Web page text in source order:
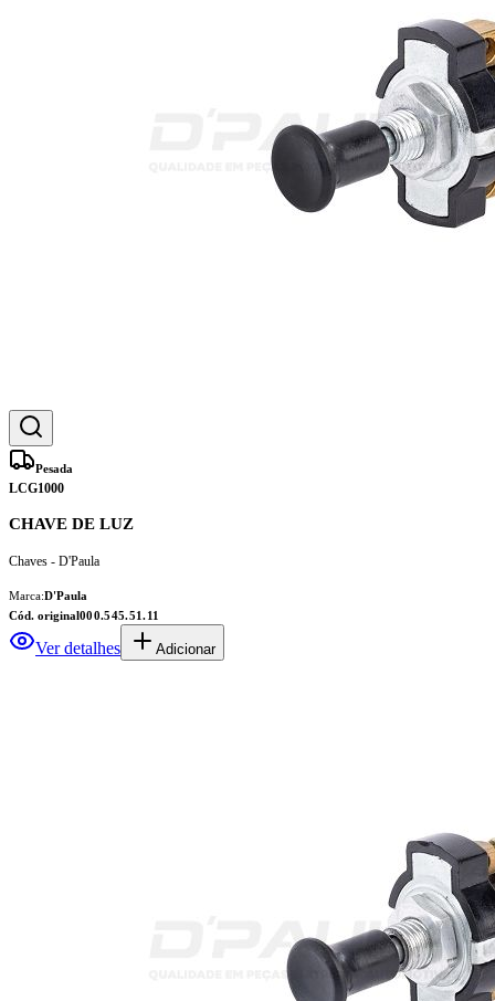
Pesada
LCG1000
CHAVE DE LUZ
Chaves - D'Paula
Marca:D'Paula
Cód. original000.545.51.11
Ver detalhes Adicionar